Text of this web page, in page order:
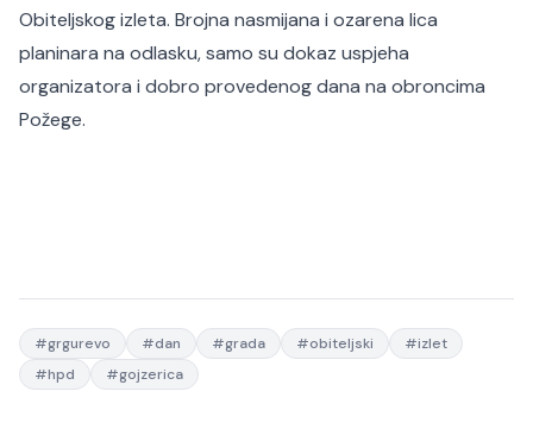
Obiteljskog izleta. Brojna nasmijana i ozarena lica
planinara na odlasku, samo su dokaz uspjeha
organizatora i dobro provedenog dana na obroncima
Požege.
#grgurevo #dan #grada #obiteljski #izlet
#hpd #gojzerica